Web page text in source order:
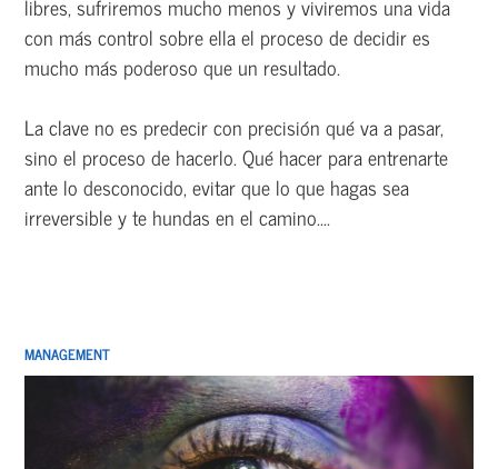
con más control sobre ella el proceso de decidir es
mucho más poderoso que un resultado.
La clave no es predecir con precisión qué va a pasar,
sino el proceso de hacerlo. Qué hacer para entrenarte
ante lo desconocido, evitar que lo que hagas sea
irreversible y te hundas en el camino....
MANAGEMENT